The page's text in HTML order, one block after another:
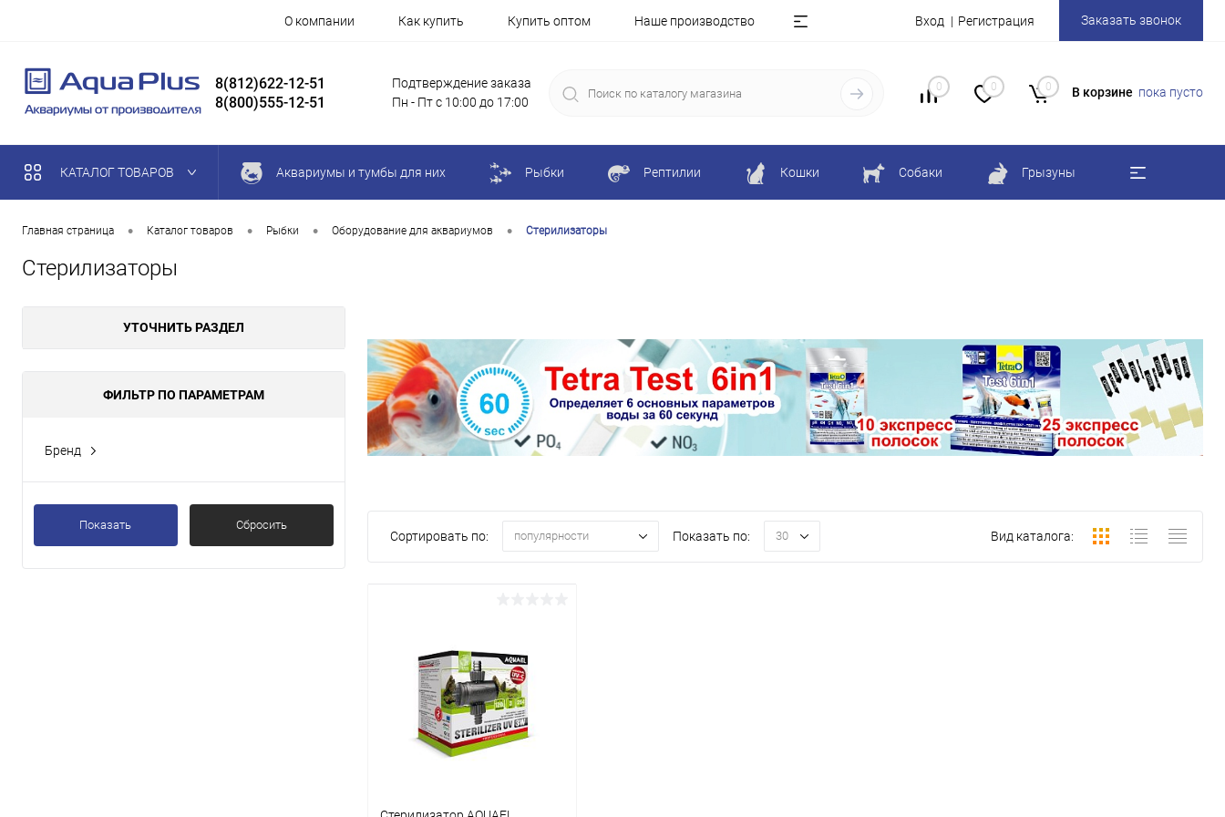
О компании Как купить Купить оптом Наше производство Вход Регистрация Заказать звонок
8(812)622-12-51
8(800)555-12-51
Подтверждение заказа
Пн - Пт с 10:00 до 17:00
0 0 0 В корзине пока пусто
КАТАЛОГ ТОВАРОВ Аквариумы и тумбы для них Рыбки Рептилии Кошки Собаки Грызуны
Главная страница • Каталог товаров • Рыбки • Оборудование для аквариумов • Стерилизаторы
Стерилизаторы
УТОЧНИТЬ РАЗДЕЛ
ФИЛЬТР ПО ПАРАМЕТРАМ
Бренд
Показать Сбросить
Сортировать по: популярности Показать по: 30 Вид каталога: